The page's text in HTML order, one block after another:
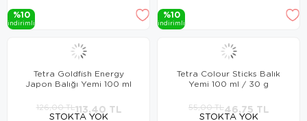
%10
i̇ndi̇ri̇mli̇
%10
i̇ndi̇ri̇mli̇
STOKTA YOK
Tetra Goldfish Energy
Japon Balığı Yemi 100 ml
113,40 TL
126,00 TL
STOKTA YOK
Tetra Colour Sticks Balık
Yemi 100 ml / 30 g
46,75 TL
55,00 TL